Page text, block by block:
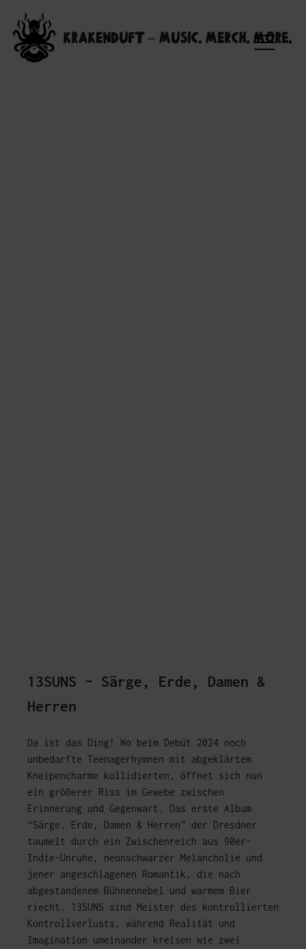
Skip
to
content
Krakenduft – MUSIC. MERCH. MORE.
13SUNS – Särge, Erde, Damen &
Herren
Da ist das Ding! Wo beim Debüt 2024 noch
unbedarfte Teenagerhymnen mit abgeklärtem
Kneipencharme kollidierten, öffnet sich nun
ein größerer Riss im Gewebe zwischen
Erinnerung und Gegenwart. Das erste Album
“Särge, Erde, Damen & Herren” der Dresdner
taumelt durch ein Zwischenreich aus 90er-
Indie-Unruhe, neonschwarzer Melancholie und
jener angeschlagenen Romantik, die nach
abgestandenem Bühnennebel und warmem Bier
riecht. 13SUNS sind Meister des kontrollierten
Kontrollverlusts, während Realität und
Imagination umeinander kreisen wie zwei